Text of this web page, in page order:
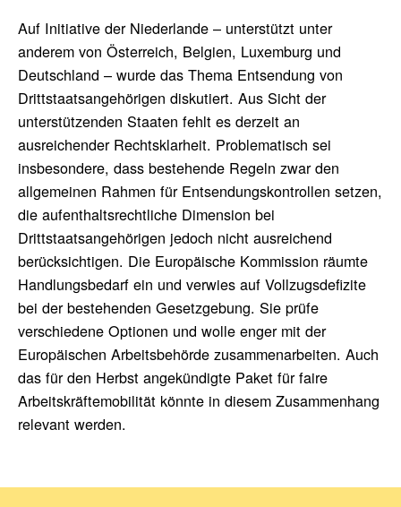
Auf Initiative der Niederlande – unterstützt unter
anderem von Österreich, Belgien, Luxemburg und
Deutschland – wurde das Thema Entsendung von
Drittstaatsangehörigen diskutiert. Aus Sicht der
unterstützenden Staaten fehlt es derzeit an
ausreichender Rechtsklarheit. Problematisch sei
insbesondere, dass bestehende Regeln zwar den
allgemeinen Rahmen für Entsendungskontrollen setzen,
die aufenthaltsrechtliche Dimension bei
Drittstaatsangehörigen jedoch nicht ausreichend
berücksichtigen. Die Europäische Kommission räumte
Handlungsbedarf ein und verwies auf Vollzugsdefizite
bei der bestehenden Gesetzgebung. Sie prüfe
verschiedene Optionen und wolle enger mit der
Europäischen Arbeitsbehörde zusammenarbeiten. Auch
das für den Herbst angekündigte Paket für faire
Arbeitskräftemobilität könnte in diesem Zusammenhang
relevant werden.